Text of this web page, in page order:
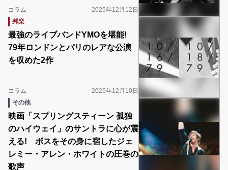
コラム
2025年12月12日
邦楽
最強のライブバンドYMOを堪能!
79年ロンドンとパリのレアな公演
を収めた2作
コラム
2025年12月10日
その他
映画「スプリングスティーン 孤独
のハイウェイ」のサントラに心が震
える! ボスをその身に宿したジェ
レミー・アレン・ホワイトの圧巻の
歌声